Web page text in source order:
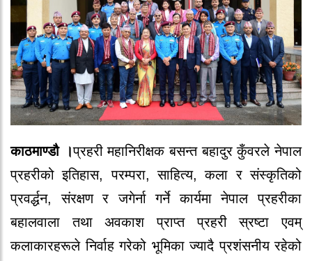
काठमाण्डौ ।प्रहरी महानिरीक्षक बसन्त बहादुर कुँवरले नेपाल
प्रहरीको इतिहास, परम्परा, साहित्य, कला र संस्कृतिको
प्रवर्द्धन, संरक्षण र जगेर्ना गर्ने कार्यमा नेपाल प्रहरीका
बहालवाला तथा अवकाश प्राप्त प्रहरी स्रष्टा एवम्
कलाकारहरूले निर्वाह गरेको भूमिका ज्यादै प्रशंसनीय रहेको